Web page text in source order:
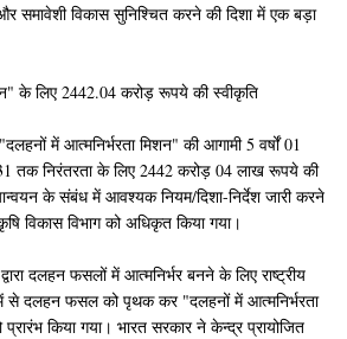
समावेशी विकास सुनिश्चित करने की दिशा में एक बड़ा
के लिए 2442.04 करोड़ रूपये की स्वीकृति
में आत्मनिर्भरता मिशन" की आगामी 5 वर्षों 01
तक निरंतरता के लिए 2442 करोड़ 04 लाख रूपये की
के संबंध में आवश्यक नियम/दिशा-निर्देश जारी करने
विकास विभाग को अधिकृत किया गया।
दलहन फसलों में आत्मनिर्भर बनने के लिए राष्ट्रीय
में से दलहन फसल को पृथक कर "दलहनों में आत्मनिर्भरता
किया गया। भारत सरकार ने केन्द्र प्रायोजित